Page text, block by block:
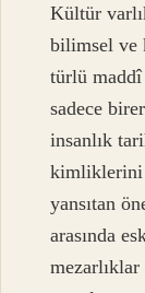
Kültür
bilimsel ve
türlü maddî
sadece
insanlık
kimliklerini
yansıtan
arasında